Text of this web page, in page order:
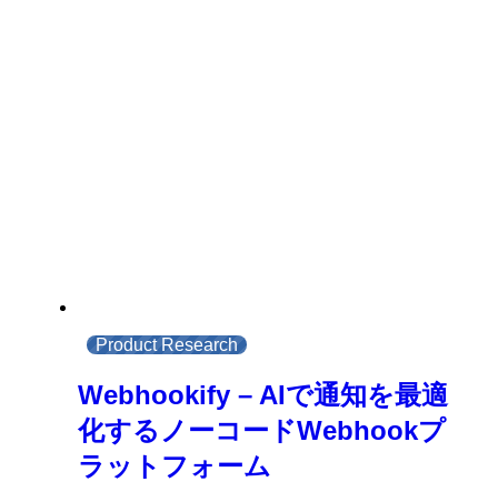
Product Research
Webhookify – AIで通知を最適
化するノーコードWebhookプ
ラットフォーム